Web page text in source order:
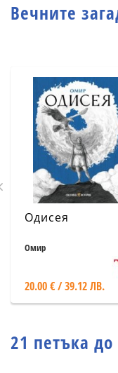
Вечните
Одисея
Омир
20.00 € / 39.12 ЛВ.
21 петъка